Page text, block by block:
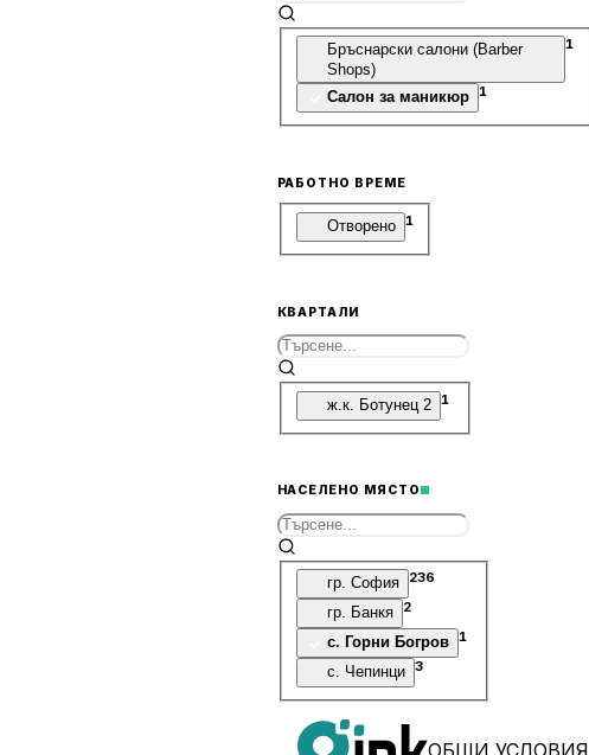
Бръснарски салони (Barber
Shops)
1
Салон за маникюр 1
РАБОТНО ВРЕМЕ
Отворено 1
КВАРТАЛИ
ж.к. Ботунец 2 1
НАСЕЛЕНО МЯСТО
гр. София 236
гр. Банкя 2
с. Горни Богров 1
с. Чепинци 3